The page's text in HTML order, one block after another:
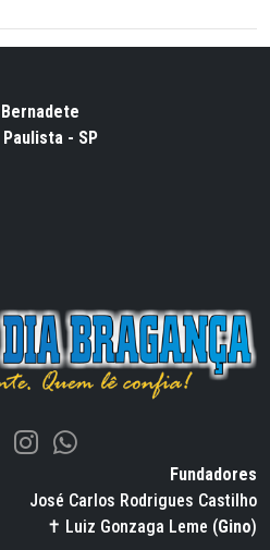
Paulista - SP
Fundadores
José Carlos Rodrigues Castilho
✝ Luiz Gonzaga Leme (Gino)